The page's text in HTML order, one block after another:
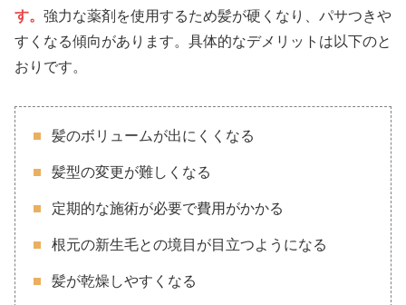
す。 強力な薬剤を使用するため髪が硬くなり、パサつきや
すくなる傾向があります。具体的なデメリットは以下のと
おりです。
髪のボリュームが出にくくなる
髪型の変更が難しくなる
定期的な施術が必要で費用がかかる
根元の新生毛との境目が目立つようになる
髪が乾燥しやすくなる